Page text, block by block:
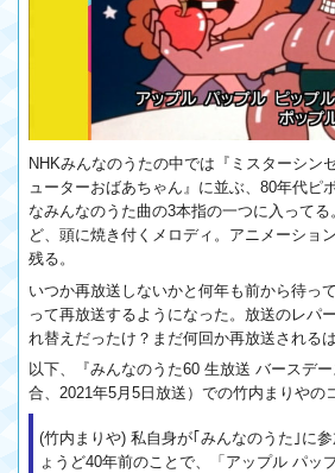
NHKみんなのうたの中では『ミスターシン
ューターおばあちゃん』に並ぶ、80年代ピ
なみんなのうた曲の3本指の一つに入って
ど、頭に焼き付くメロディ。アニメーショ
残る。
いつか再放送しないかと何年も前から待っ
って再放送するようになった。放送のレパ
れ替えだったけ？まだ何回か再放送されるは
以下、『みんなのうた60 生放送 バースデ
合、2021年5月5日放送）での竹内まりやの
(竹内まりや) 私自身が｢みんなのうた｣に
ょうど40年前のことで、「アップル パッ